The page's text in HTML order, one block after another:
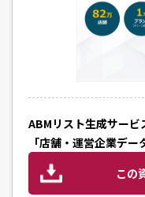
ABMリスト生成サービ
「店舗・運営企業デー
この